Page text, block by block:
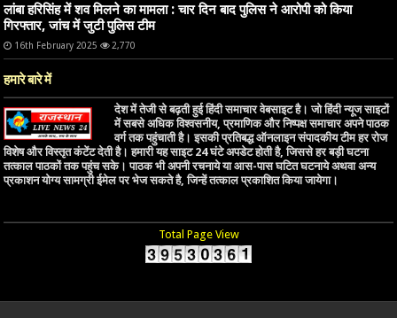
लांबा हरिसिंह में शव मिलने का मामला : चार दिन बाद पुलिस ने आरोपी को किया
गिरफ्तार, जांच में जुटी पुलिस टीम
16th February 2025 2,770
हमारे बारे में
देश में तेजी से बढ़ती हुई हिंदी समाचार वेबसाइट है। जो हिंदी न्यूज साइटों
में सबसे अधिक विश्वसनीय, प्रमाणिक और निष्पक्ष समाचार अपने पाठक
वर्ग तक पहुंचाती है। इसकी प्रतिबद्ध ऑनलाइन संपादकीय टीम हर रोज
विशेष और विस्तृत कंटेंट देती है। हमारी यह साइट 24 घंटे अपडेट होती है, जिससे हर बड़ी घटना
तत्काल पाठकों तक पहुंच सके। पाठक भी अपनी रचनाये या आस-पास घटित घटनाये अथवा अन्य
प्रकाशन योग्य सामग्री ईमेल पर भेज सकते है, जिन्हें तत्काल प्रकाशित किया जायेगा।
Total Page View